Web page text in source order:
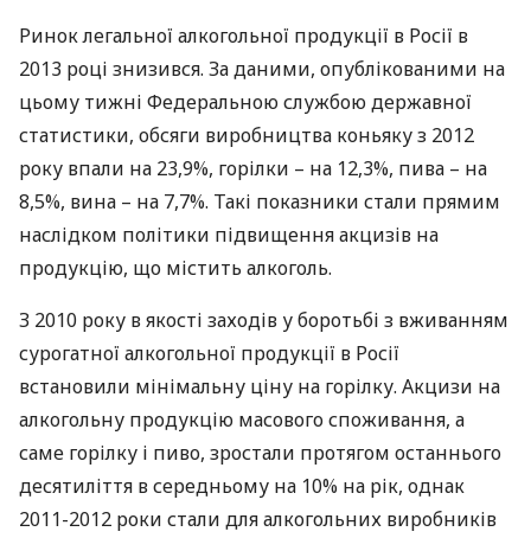
Ринок легальної алкогольної продукції в Росії в
2013 році знизився. За даними, опублікованими на
цьому тижні Федеральною службою державної
статистики, обсяги виробництва коньяку з 2012
року впали на 23,9%, горілки – на 12,3%, пива – на
8,5%, вина – на 7,7%. Такі показники стали прямим
наслідком політики підвищення акцизів на
продукцію, що містить алкоголь.
З 2010 року в якості заходів у боротьбі з вживанням
сурогатної алкогольної продукції в Росії
встановили мінімальну ціну на горілку. Акцизи на
алкогольну продукцію масового споживання, а
саме горілку і пиво, зростали протягом останнього
десятиліття в середньому на 10% на рік, однак
2011-2012 роки стали для алкогольних виробників